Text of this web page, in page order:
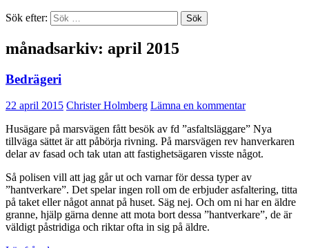
Sök efter:
månadsarkiv: april 2015
Bedrägeri
22 april 2015 Christer Holmberg Lämna en kommentar
Husägare på marsvägen fått besök av fd ”asfaltsläggare” Nya
tillväga sättet är att påbörja rivning. På marsvägen rev hanverkaren
delar av fasad och tak utan att fastighetsägaren visste något.
Så polisen vill att jag går ut och varnar för dessa typer av
”hantverkare”. Det spelar ingen roll om de erbjuder asfaltering, titta
på taket eller något annat på huset. Säg nej. Och om ni har en äldre
granne, hjälp gärna denne att mota bort dessa ”hantverkare”, de är
väldigt påstridiga och riktar ofta in sig på äldre.